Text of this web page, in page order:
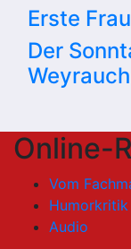
Erste
Der
Weyrauch
Online-
Vom
Humorkritik
Audio